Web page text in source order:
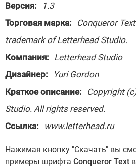
Версия:
1.3
Торговая марка:
Conqueror
trademark of Letterhead Studio.
Компания: Letterhead Studio
Дизайнер:
Yuri Gordon
Краткое описание:
Copyright
Studio. All rights reserved.
Ссылка:
www.letterhead.ru
Нажимая кнопку "Скачать" вы
примеры шрифта Conqueror Text